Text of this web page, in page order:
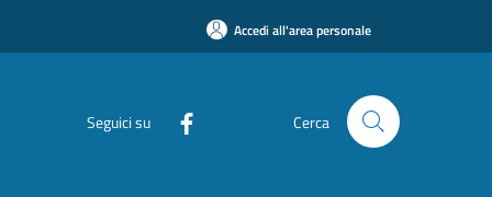
Accedi all'area personale
Seguici su Cerca